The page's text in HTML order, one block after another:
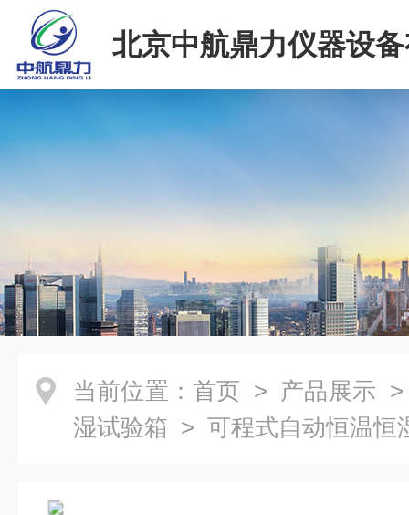
北京中航鼎力仪器设
司
当前位置： 首页 > 产品展示
湿试验箱 > 可程式自动恒温恒